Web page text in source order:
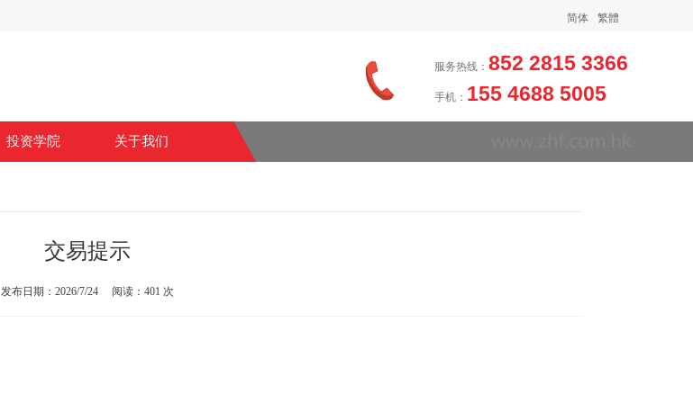
简体 繁體
服务热线： 852 2815 3366
手机： 155 4688 5005
投资学院 关于我们
交易提示
发布日期：2026/7/24 阅读：401 次